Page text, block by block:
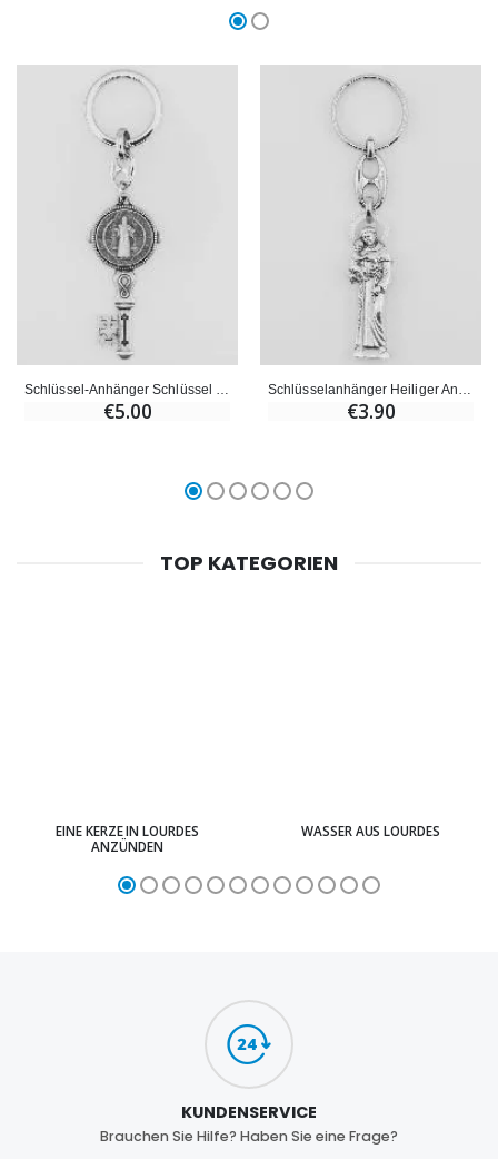
€5.00 €3.90
TOP KATEGORIEN
EINE KERZE IN LOURDES
ANZÜNDEN
WASSER AUS LOURDES
KUNDENSERVICE
Brauchen Sie Hilfe? Haben Sie eine Frage?